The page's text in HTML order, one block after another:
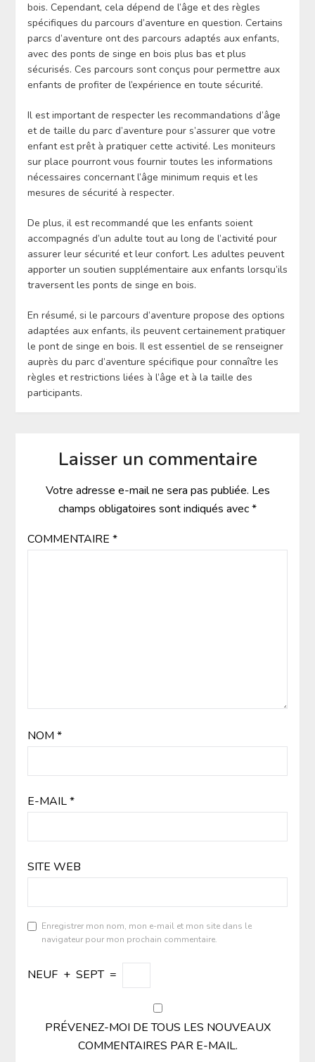
bois. Cependant, cela dépend de l’âge et des règles
spécifiques du parcours d’aventure en question. Certains
parcs d’aventure ont des parcours adaptés aux enfants,
avec des ponts de singe en bois plus bas et plus
sécurisés. Ces parcours sont conçus pour permettre aux
enfants de profiter de l’expérience en toute sécurité.
Il est important de respecter les recommandations d’âge
et de taille du parc d’aventure pour s’assurer que votre
enfant est prêt à pratiquer cette activité. Les moniteurs
sur place pourront vous fournir toutes les informations
nécessaires concernant l’âge minimum requis et les
mesures de sécurité à respecter.
De plus, il est recommandé que les enfants soient
accompagnés d’un adulte tout au long de l’activité pour
assurer leur sécurité et leur confort. Les adultes peuvent
apporter un soutien supplémentaire aux enfants lorsqu’ils
traversent les ponts de singe en bois.
En résumé, si le parcours d’aventure propose des options
adaptées aux enfants, ils peuvent certainement pratiquer
le pont de singe en bois. Il est essentiel de se renseigner
auprès du parc d’aventure spécifique pour connaître les
règles et restrictions liées à l’âge et à la taille des
participants.
Laisser un commentaire
Votre adresse e-mail ne sera pas publiée. Les
champs obligatoires sont indiqués avec*
COMMENTAIRE *
NOM *
E-MAIL*
SITE WEB
Enregistrer mon nom, mon e-mail et mon site dans le
navigateur pour mon prochain commentaire.
NEUF + SEPT =
PRÉVENEZ-MOI DE TOUS LES NOUVEAUX
COMMENTAIRES PAR E-MAIL.